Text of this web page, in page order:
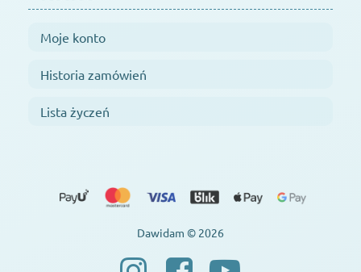
Moje konto
Historia zamówień
Lista życzeń
Dawidam © 2026